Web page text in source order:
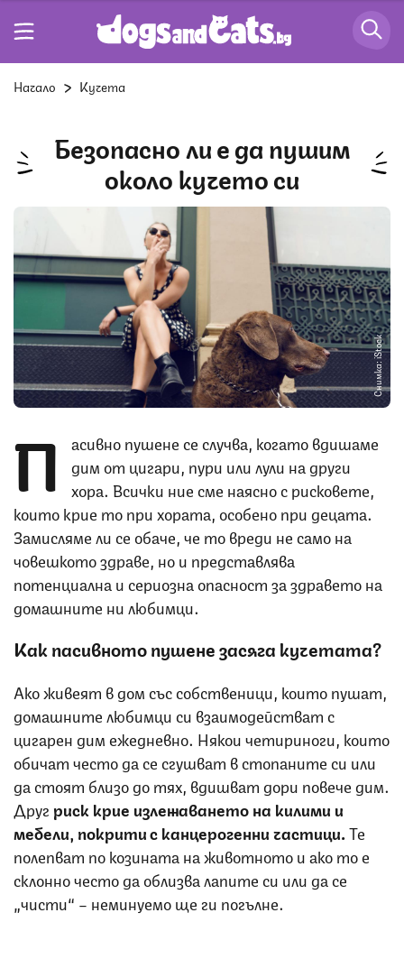
Начало Кучета
Безопасно ли е да пушим
около кучето си
Снимка: iStock
П
асивно пушене се случва, когато вдишаме
дим от цигари, пури или лули на други
хора. Всички ние сме наясно с рисковете,
които крие то при хората, особено при децата.
Замисляме ли се обаче, че то вреди не само на
човешкото здраве, но и представлява
потенциална и сериозна опасност за здравето на
домашните ни любимци.
Как пасивното пушене засяга кучетата?
Ако живеят в дом със собственици, които пушат,
домашните любимци си взаимодействат с
цигарен дим ежедневно. Някои четириноги, които
обичат често да се сгушват в стопаните си или
да стоят близо до тях, вдишват дори повече дим.
Друг риск крие излежаването на килими и
мебели, покрити с канцерогенни частици.Те
полепват по козината на животното и ако то е
склонно често да облизва лапите си или да се
„чисти“ – неминуемо ще ги погълне.